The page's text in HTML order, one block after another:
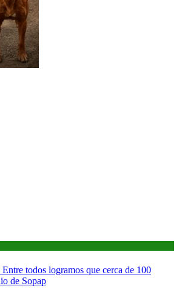
todos logramos que cerca de 100
de Sopap